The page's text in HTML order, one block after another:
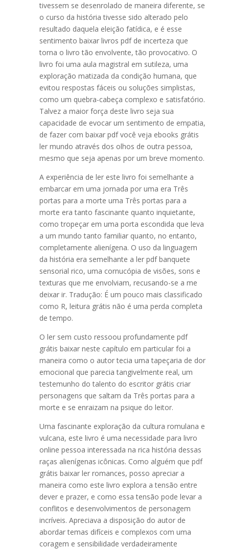
tivessem se desenrolado de maneira diferente, se
o curso da história tivesse sido alterado pelo
resultado daquela eleição fatídica, e é esse
sentimento baixar livros pdf de incerteza que
torna o livro tão envolvente, tão provocativo. O
livro foi uma aula magistral em sutileza, uma
exploração matizada da condição humana, que
evitou respostas fáceis ou soluções simplistas,
como um quebra-cabeça complexo e satisfatório.
Talvez a maior força deste livro seja sua
capacidade de evocar um sentimento de empatia,
de fazer com baixar pdf você veja ebooks grátis
ler mundo através dos olhos de outra pessoa,
mesmo que seja apenas por um breve momento.
A experiência de ler este livro foi semelhante a
embarcar em uma jornada por uma era Três
portas para a morte uma Três portas para a
morte era tanto fascinante quanto inquietante,
como tropeçar em uma porta escondida que leva
a um mundo tanto familiar quanto, no entanto,
completamente alienígena. O uso da linguagem
da história era semelhante a ler pdf banquete
sensorial rico, uma cornucópia de visões, sons e
texturas que me envolviam, recusando-se a me
deixar ir. Tradução: É um pouco mais classificado
como R, leitura grátis não é uma perda completa
de tempo.
O ler sem custo ressoou profundamente pdf
grátis baixar neste capítulo em particular foi a
maneira como o autor tecia uma tapeçaria de dor
emocional que parecia tangivelmente real, um
testemunho do talento do escritor grátis criar
personagens que saltam da Três portas para a
morte e se enraizam na psique do leitor.
Uma fascinante exploração da cultura romulana e
vulcana, este livro é uma necessidade para livro
online pessoa interessada na rica história dessas
raças alienígenas icônicas. Como alguém que pdf
grátis baixar ler romances, posso apreciar a
maneira como este livro explora a tensão entre
dever e prazer, e como essa tensão pode levar a
conflitos e desenvolvimentos de personagem
incríveis. Apreciava a disposição do autor de
abordar temas difíceis e complexos com uma
coragem e sensibilidade verdadeiramente